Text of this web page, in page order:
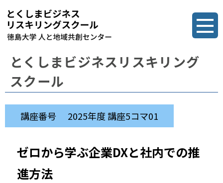
とくしまビジネスリスキリング
スクール
講座番号 2025年度 講座5コマ01
ゼロから学ぶ企業DXと社内での推
進方法